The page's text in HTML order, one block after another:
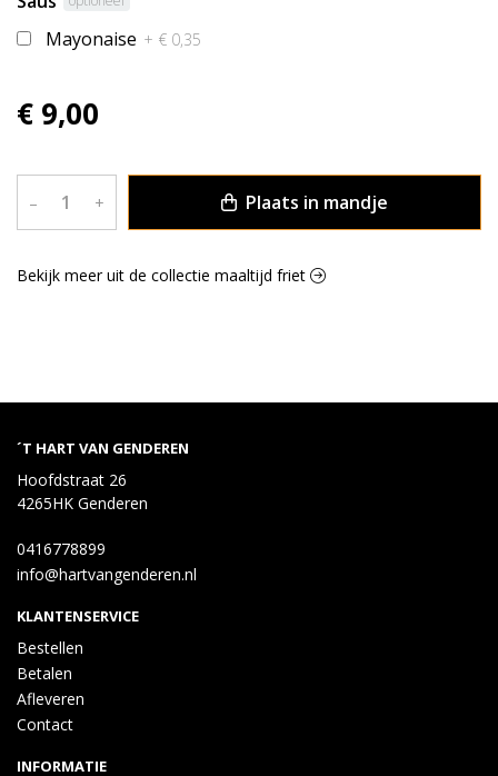
Mayonaise + € 0,35
€ 9,00
– + Plaats in mandje
Bekijk meer uit de collectie maaltijd friet
´T HART VAN GENDEREN
Hoofdstraat 26
4265HK Genderen
0416778899
info@hartvangenderen.nl
KLANTENSERVICE
Bestellen
Betalen
Afleveren
Contact
INFORMATIE